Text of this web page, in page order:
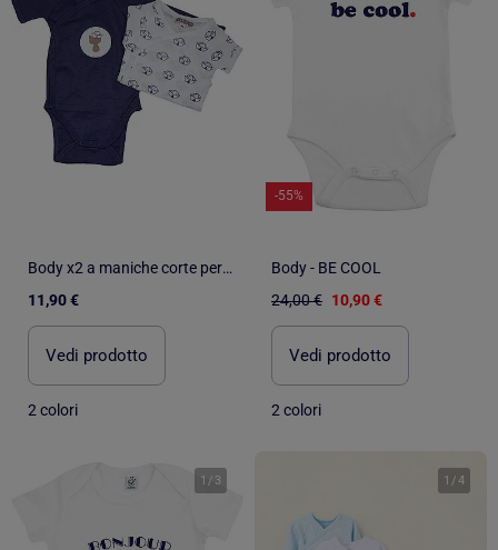
Body x2 a maniche corte per neonati Les Chatounets "MARIN
11,90 €
Vedi prodotto
2 colori
-55%
Body - BE COOL
24,00 € 10,90 €
Vedi prodotto
2 colori
1 / 3 1 /4